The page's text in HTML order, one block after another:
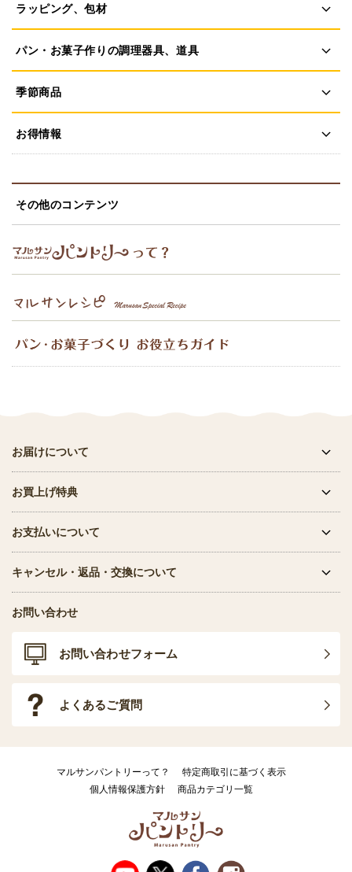
ラッピング、包材
パン・お菓子作りの調理器具、道具
季節商品
お得情報
その他のコンテンツ
お届けについて
お買上げ特典
お支払いについて
キャンセル・返品・交換について
お問い合わせ
お問い合わせフォーム
よくあるご質問
マルサンパントリーって？
特定商取引に基づく表示
個人情報保護方針
商品カテゴリ一覧